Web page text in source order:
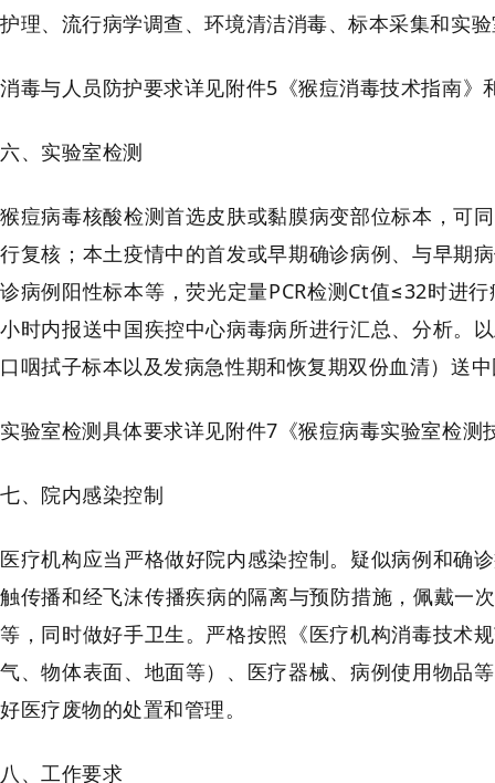
护理、流行病学调查、环境清洁消毒、标本采集和实
消毒与人员防护要求详见附件5《猴痘消毒技术指南》
六、实验室检测
猴痘病毒核酸检测首选皮肤或黏膜病变部位标本，可
行复核；本土疫情中的首发或早期确诊病例、与早期
诊病例阳性标本等，荧光定量PCR检测Ct值≤32时进
小时内报送中国疾控中心病毒病所进行汇总、分析。
口咽拭子标本以及发病急性期和恢复期双份血清）送
实验室检测具体要求详见附件7《猴痘病毒实验室检测
七、院内感染控制
医疗机构应当严格做好院内感染控制。疑似病例和确
触传播和经飞沫传播疾病的隔离与预防措施，佩戴一
等，同时做好手卫生。严格按照《医疗机构消毒技术
气、物体表面、地面等）、医疗器械、病例使用物品
好医疗废物的处置和管理。
八、工作要求